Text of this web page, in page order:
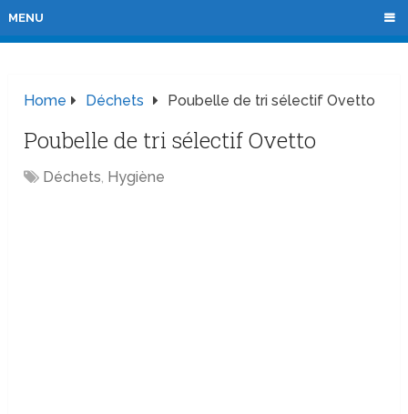
MENU
Home Déchets Poubelle de tri sélectif Ovetto
Poubelle de tri sélectif Ovetto
Déchets, Hygiène